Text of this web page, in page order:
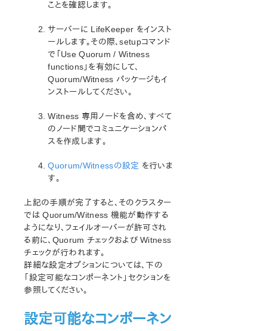
LifeKeeper for Linux 評価ガイド
DataKeeper for Linux 評価ガイド
クラウド環境向けLifeKeeper for Linux 評価ガイド
AWS Direct Connect クイックスタートガイド
Microsoft Azure クイックスタートガイド
AWS Transit Gatewayを使用したLifeKeeperクラスターと
AWS VPC ピアリング接続を使用した複数 VPC クラスタ
ー構成クイックスタートガイド
Apache/MySQL Cluster Using Both Shared and
Replicated Storage
LifeKeeper Single Server Protection
LifeKeeper Single Server Protection for Linuxリリースノ
ート
はじめに
LifeKeeper Single Server Protection インストレーションガ
LifeKeeper Single Server Protection テクニカルドキュメ
ンテーション
ことを確認します。
サーバーに LifeKeeper をインスト
ールします。その際、setupコマンド
で「Use Quorum / Witness
functions」を有効にして、
Quorum/Witness パッケージもイ
ンストールしてください。
Witness 専用ノードを含め、すべて
のノード間でコミュニケーションパ
スを作成します。
Quorum/Witnessの設定 を行いま
す。
上記の手順が完了すると、そのクラスター
では Quorum/Witness 機能が動作する
ようになり、フェイルオーバーが許可され
る前に、Quorum チェックおよび Witness
チェックが行われます。
詳細な設定オプションについては、下の
「設定可能なコンポーネント」セクションを
参照してください。
設定可能なコンポーネン